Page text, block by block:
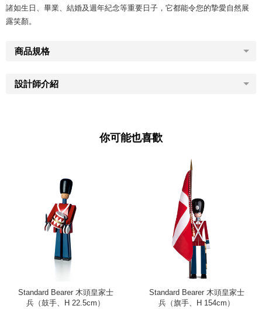
諸如生日、畢業、結婚及週年紀念等重要日子，它都能令您的摯愛自然展
露笑顏。
商品規格
設計師介紹
你可能也喜歡
Standard Bearer 木頭皇家士
兵（鼓手、H 22.5cm）
Standard Bearer 木頭皇家士
兵（旗手、H 154cm）